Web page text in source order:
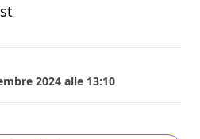
2024 alle 13:10